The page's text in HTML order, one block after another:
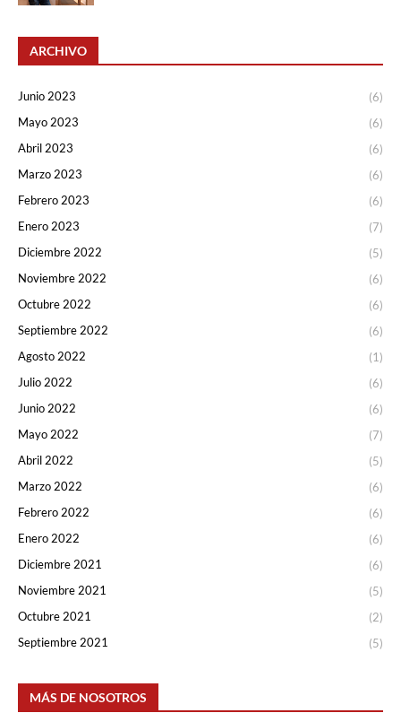
ARCHIVO
Junio 2023
(6)
Mayo 2023
(6)
Abril 2023
(6)
Marzo 2023
(6)
Febrero 2023
(6)
Enero 2023
(7)
Diciembre 2022
(5)
Noviembre 2022
(6)
Octubre 2022
(6)
Septiembre 2022
(6)
Agosto 2022
(1)
Julio 2022
(6)
Junio 2022
(6)
Mayo 2022
(7)
Abril 2022
(5)
Marzo 2022
(6)
Febrero 2022
(6)
Enero 2022
(6)
Diciembre 2021
(6)
Noviembre 2021
(5)
Octubre 2021
(2)
Septiembre 2021
(5)
MÁS DE NOSOTROS